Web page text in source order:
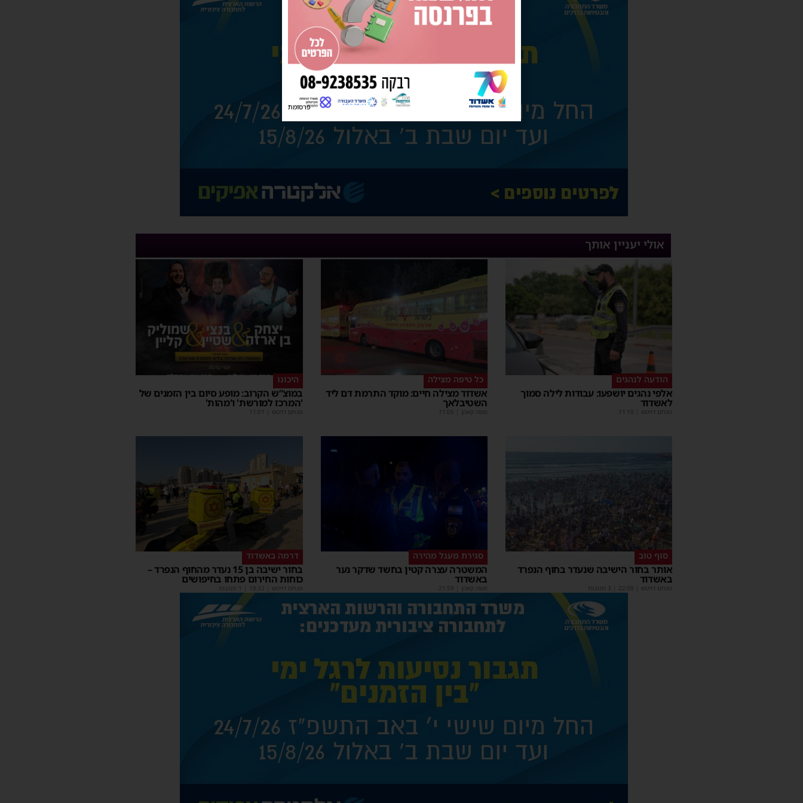
אולי יעניין אותך
הודעה לנהגים
אלפי נהגים יושפעו: עבודות לילה סמוך
לאשדוד
מנחם דויטש 11:10
כל טיפה מצילה
אשדוד מצילה חיים: מוקד התרמת דם ליד
השטיבלאך
משה קאהן 11:05
היכונו
במוצ”ש הקרוב: מופע סיום בין הזמנים של
'המרכז למורשת' ו'מהות'
מנחם דויטש 11:01
סוף טוב
אותר בחור הישיבה שנעדר בחוף הנפרד
באשדוד
מנחם דויטש 22:08
סגירת מעגל מהירה
המשטרה עצרה קטין בחשד שדקר נער
באשדוד
משה קאהן 21:59
דרמה באשדוד
בחור ישיבה בן 15 נעדר מהחוף הנפרד –
כוחות החירום פתחו בחיפושים
מנחם דויטש 18:32
פרסומת